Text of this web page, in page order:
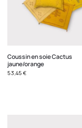
Coussin en soie Cactus
jaune/orange
53,45 €